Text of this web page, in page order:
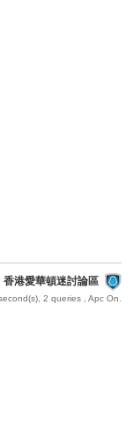
香港愛華頓迷討論區
2 queries , Apc On.